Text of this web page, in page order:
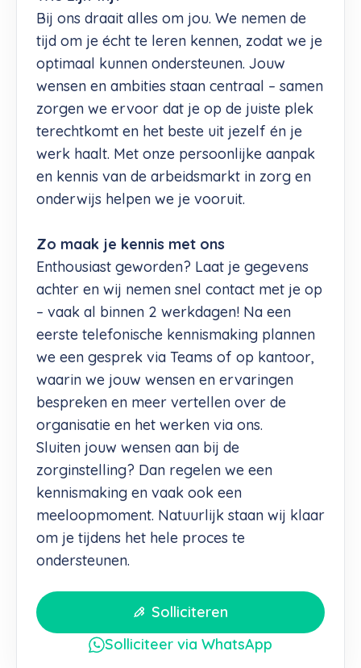
Bij ons draait alles om jou. We nemen de
tijd om je écht te leren kennen, zodat we je
optimaal kunnen ondersteunen. Jouw
wensen en ambities staan centraal – samen
zorgen we ervoor dat je op de juiste plek
terechtkomt en het beste uit jezelf én je
werk haalt. Met onze persoonlijke aanpak
en kennis van de arbeidsmarkt in zorg en
onderwijs helpen we je vooruit.
Zo maak je kennis met ons
Enthousiast geworden? Laat je gegevens
achter en wij nemen snel contact met je op
– vaak al binnen 2 werkdagen! Na een
eerste telefonische kennismaking plannen
we een gesprek via Teams of op kantoor,
waarin we jouw wensen en ervaringen
bespreken en meer vertellen over de
organisatie en het werken via ons.
Sluiten jouw wensen aan bij de
zorginstelling? Dan regelen we een
kennismaking en vaak ook een
meeloopmoment. Natuurlijk staan wij klaar
om je tijdens het hele proces te
ondersteunen.
Solliciteren
Solliciteer via WhatsApp